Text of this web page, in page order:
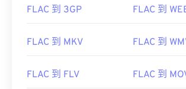
FLAC 到 3GP FLAC 到
FLAC 到 MKV FLAC 到
FLAC 到 FLV FLAC 到